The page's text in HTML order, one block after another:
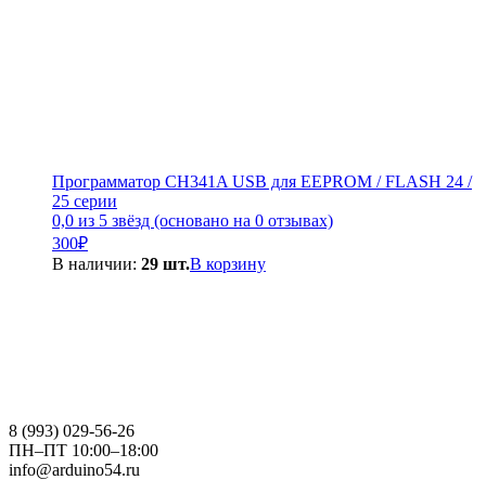
Программатор CH341A USB для EEPROM / FLASH 24 /
25 серии
0,0 из 5 звёзд (основано на 0 отзывах)
300₽
В наличии: 29 шт.В корзину
8 (993) 029-56-26
ПН–ПТ 10:00–18:00
info@arduino54.ru